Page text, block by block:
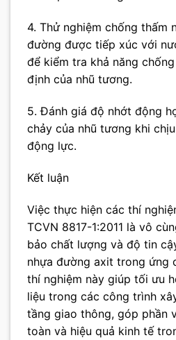
4. Thử nghiệm chống thấm
đường được tiếp xúc với
để kiểm tra khả năng
định của nhũ tương.
5. Đánh giá độ nhớt động
chảy của nhũ tương khi
động lực.
Kết luận
Việc thực hiện các thí
TCVN 8817-1:2011 là vô
bảo chất lượng và độ tin
nhựa đường axit trong ứng
thí nghiệm này giúp tối ưu
liệu trong các công trình
tầng giao thông, góp phần
toàn và hiệu quả kinh tế